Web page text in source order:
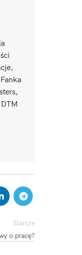
Starsze
o pracę?